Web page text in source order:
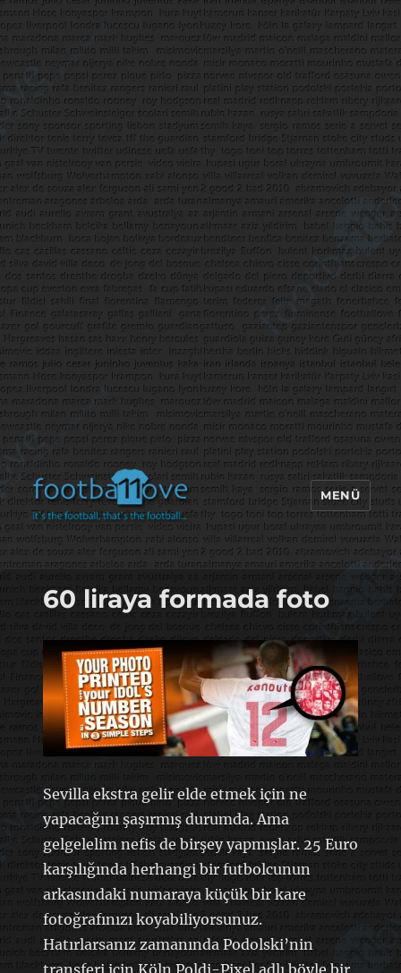
footbaLLove
MENÜ
60 liraya formada foto
Sevilla ekstra gelir elde etmek için ne
yapacağını şaşırmış durumda. Ama
gelgelelim nefis de birşey yapmışlar. 25 Euro
karşılığında herhangi bir futbolcunun
arkasındaki numaraya küçük bir kare
fotoğrafınızı koyabiliyorsunuz.
Hatırlarsanız zamanında Podolski’nin
transferi için Köln Poldi-Pixel adlı böyle bir